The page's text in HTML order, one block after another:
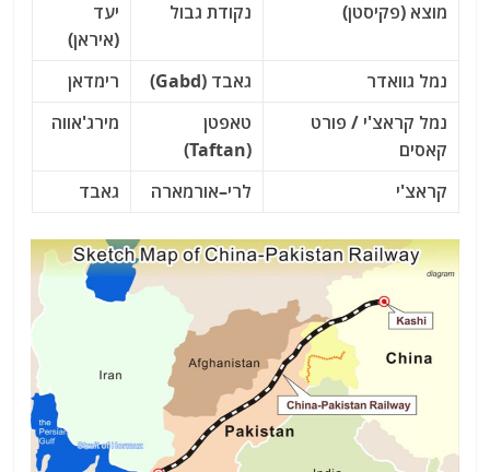
מוצא (פקיסטן) נקודת גבול
יעד
(איראן)
נמל גוואדר
גאבד (Gabd)
רימדאן
נמל קראצ'י / פורט
קאסים
טאפטן
(Taftan)
מירג'אווה
קראצ'י לרי–אורמארה גאבד